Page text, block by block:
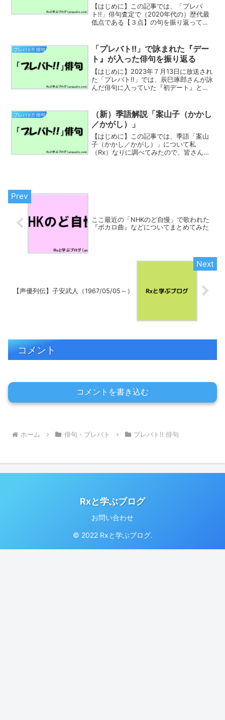
【はじめに】この記事では、「プレバ
ト!!」俳句査定で（2020年代の）歴代最
低点である【３点】の句を振り返ってい
ト!!」の俳句査定は、当初を除いて得点が
パターン化...
プレバト!! 俳句
「プレバト!!」で詠まれた『デー
ト』が入った俳句を振り返る
【はじめに】2023年７月13日に放送され
た「プレバト!!」では、辰巳琢郎さんが詠
んだ俳句に入っていた『初デート』とい
は、実際、過去にどんな俳句が詠まれて
きたのかを振り返...
プレバト!! 俳句
（新）季語解説「案山子（かかし
／かがし）」
【はじめに】この記事では、季語「案山
子（かかし／かがし）」について私
（Rx）なりに調べてみたので、皆さんと
ここ最近の「NHKのど自慢」で歌われた
『ボカロ曲』などについてまとめてみた
【声優列伝】子安武人（1967/05/05～）
コメント
コメントを書き込む
ホーム 俳句・プレバト プレバト!! 俳句
Rxと学ぶブログ
お問い合わせ
© 2022 Rxと学ぶブログ.